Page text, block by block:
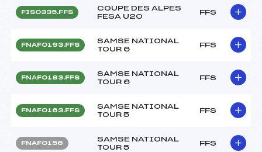
FIS0335.FFS
COUPE DES ALPES
FESA U20
FFS
FNAF0193.FFS
SAMSE NATIONAL
TOUR 6
FFS
FNAF0183.FFS
SAMSE NATIONAL
TOUR 6
FFS
FNAF0163.FFS
SAMSE NATIONAL
TOUR 5
FFS
FNAF0156
SAMSE NATIONAL
TOUR 5
FFS